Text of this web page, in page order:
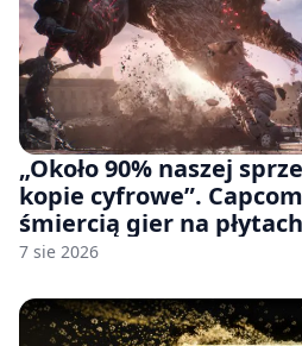
„Około 90% naszej
kopie cyfrowe”.
śmiercią gier na płytach
7 sie 2026